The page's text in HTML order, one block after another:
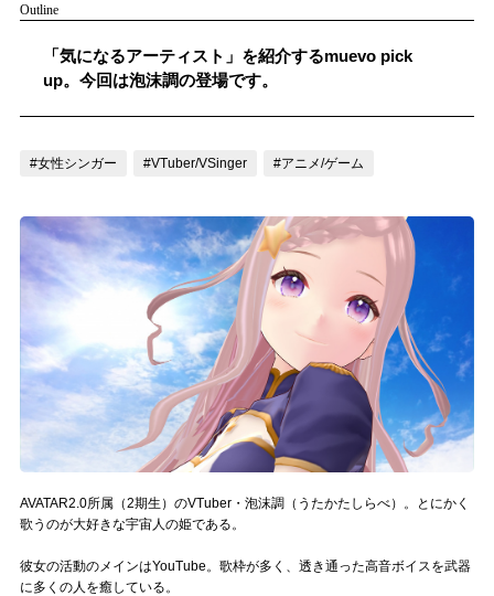
#男性シンガー #HR/HM #女性シンガー
記事一覧
プレスリリース一覧
お問い合わせ
ログイン
muevoクラウドファンディング
muevoコミュニティ
ぶいクラ！by muevo
ぶいコミュ！by muevo
Outline
「気になるアーティスト」を紹介するmuevo pick
up。今回は泡沫調の登場です。
#女性シンガー #VTuber/VSinger #アニメ/ゲーム
AVATAR2.0所属（2期生）のVTuber・泡沫調（うたかたしらべ）。とにかく
歌うのが大好きな宇宙人の姫である。
彼女の活動のメインはYouTube。歌枠が多く、透き通った高音ボイスを武器
に多くの人を癒している。